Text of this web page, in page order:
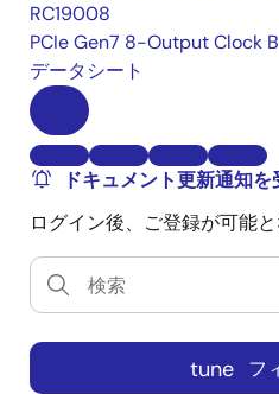
RC19008
PCIe Gen7 8-Output Clock
データシート
ドキュメント更新通知を
ログイン後、ご登録が可能と
tune フ